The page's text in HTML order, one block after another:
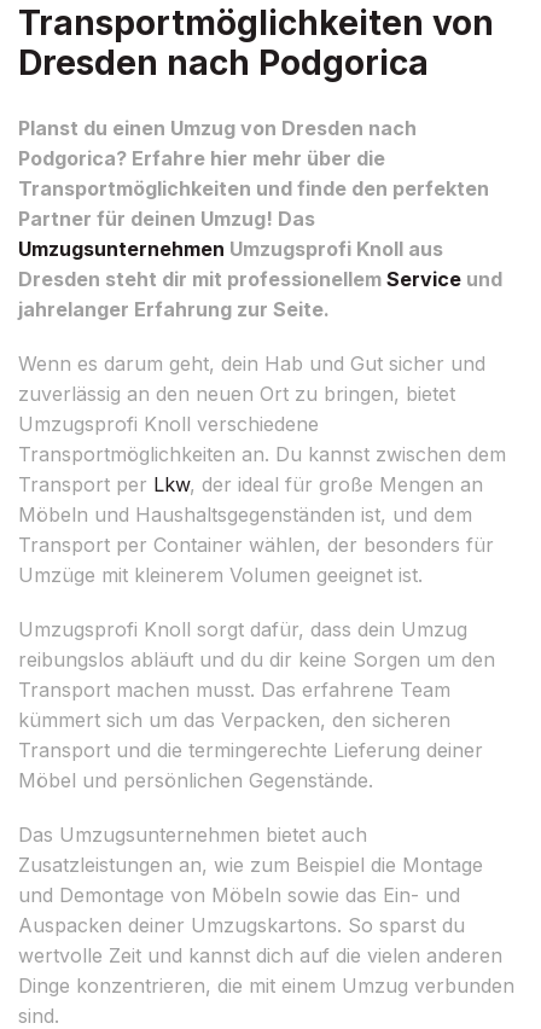
Transportmöglichkeiten von
Dresden nach Podgorica
Planst du einen Umzug von Dresden nach
Podgorica? Erfahre hier mehr über die
Transportmöglichkeiten und finde den perfekten
Partner für deinen Umzug! Das
Umzugsunternehmen Umzugsprofi Knoll aus
Dresden steht dir mit professionellem Service und
jahrelanger Erfahrung zur Seite.
Wenn es darum geht, dein Hab und Gut sicher und
zuverlässig an den neuen Ort zu bringen, bietet
Umzugsprofi Knoll verschiedene
Transportmöglichkeiten an. Du kannst zwischen dem
Transport per Lkw, der ideal für große Mengen an
Möbeln und Haushaltsgegenständen ist, und dem
Transport per Container wählen, der besonders für
Umzüge mit kleinerem Volumen geeignet ist.
Umzugsprofi Knoll sorgt dafür, dass dein Umzug
reibungslos abläuft und du dir keine Sorgen um den
Transport machen musst. Das erfahrene Team
kümmert sich um das Verpacken, den sicheren
Transport und die termingerechte Lieferung deiner
Möbel und persönlichen Gegenstände.
Das Umzugsunternehmen bietet auch
Zusatzleistungen an, wie zum Beispiel die Montage
und Demontage von Möbeln sowie das Ein- und
Auspacken deiner Umzugskartons. So sparst du
wertvolle Zeit und kannst dich auf die vielen anderen
Dinge konzentrieren, die mit einem Umzug verbunden
sind.